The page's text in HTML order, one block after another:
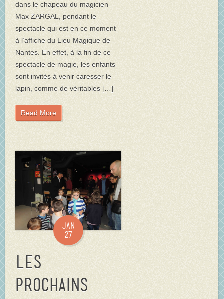
dans le chapeau du magicien
Max ZARGAL, pendant le
spectacle qui est en ce moment
à l’affiche du Lieu Magique de
Nantes. En effet, à la fin de ce
spectacle de magie, les enfants
sont invités à venir caresser le
lapin, comme de véritables […]
Read More
Jan
27
Les
prochains